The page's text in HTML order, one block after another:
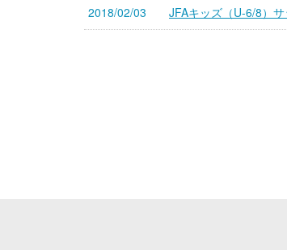
2018/02/03
JFAキッズ（U-6/8）